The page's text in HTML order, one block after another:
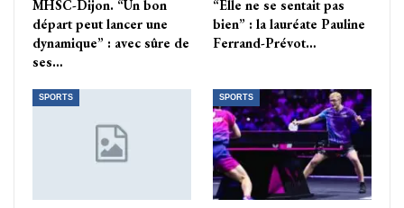
MHSC-Dijon. “Un bon
départ peut lancer une
dynamique” : avec sûre de
ses…
“Elle ne se sentait pas
bien” : la lauréate Pauline
Ferrand-Prévot…
SPORTS SPORTS